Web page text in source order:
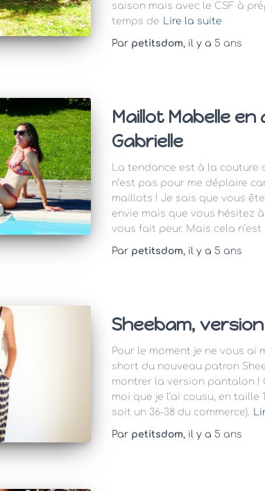
saison mais avec le CSF à
temps de Lire la suite
Par petitsdom, il y a 5 ans
Maillot Mabelle
Gabrielle
La tendance est à la couture
n’est pas pour me déplaire
maillots ! Je sais que vous
envie mais que vous hésitez
vous fait peur. Mais cela n’est
Par petitsdom, il y a 5 ans
Sheebam,
Pour le moment je ne vous ai
short du nouveau patron
montrer la version pantalon !
moi que je l’ai cousu, en taille
soit un 36-38 du commerce).
Par petitsdom, il y a 5 ans